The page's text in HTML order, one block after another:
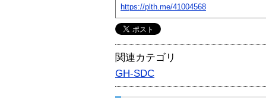
https://plth.me/41004568
関連カテゴリ
GH-SDC